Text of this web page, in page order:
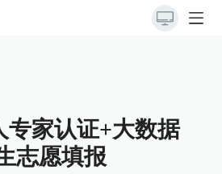
家认证+大数据
志愿填报